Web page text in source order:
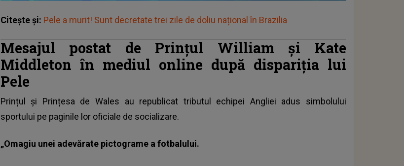
Citește și: Pele a murit! Sunt decretate trei zile de doliu național în Brazilia
Mesajul postat de Prințul William și Kate
Middleton în mediul online după dispariția lui
Pele
Prințul și Prințesa de Wales au republicat tributul echipei Angliei adus simbolului
sportului pe paginile lor oficiale de socializare.
„Omagiu unei adevărate pictograme a fotbalului.